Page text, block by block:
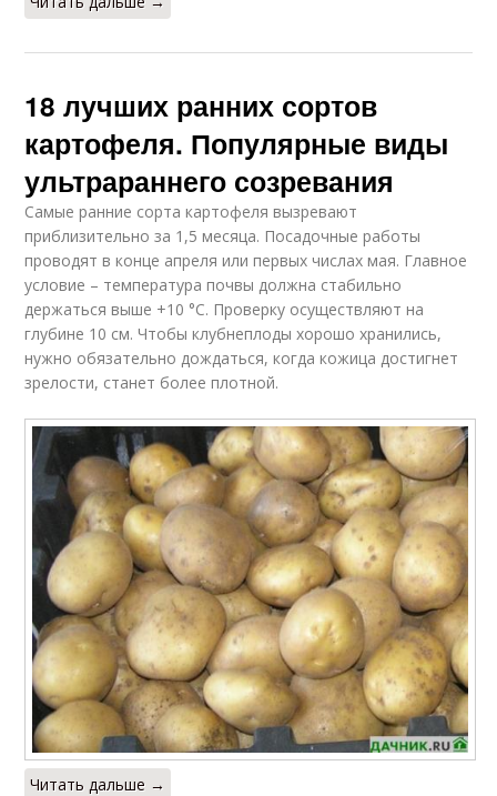
18 лучших ранних сортов
картофеля. Популярные виды
ультрараннего созревания
Самые ранние сорта картофеля вызревают
приблизительно за 1,5 месяца. Посадочные работы
проводят в конце апреля или первых числах мая. Главное
условие – температура почвы должна стабильно
держаться выше +10 °C. Проверку осуществляют на
глубине 10 см. Чтобы клубнеплоды хорошо хранились,
нужно обязательно дождаться, когда кожица достигнет
зрелости, станет более плотной.
Читать дальше →